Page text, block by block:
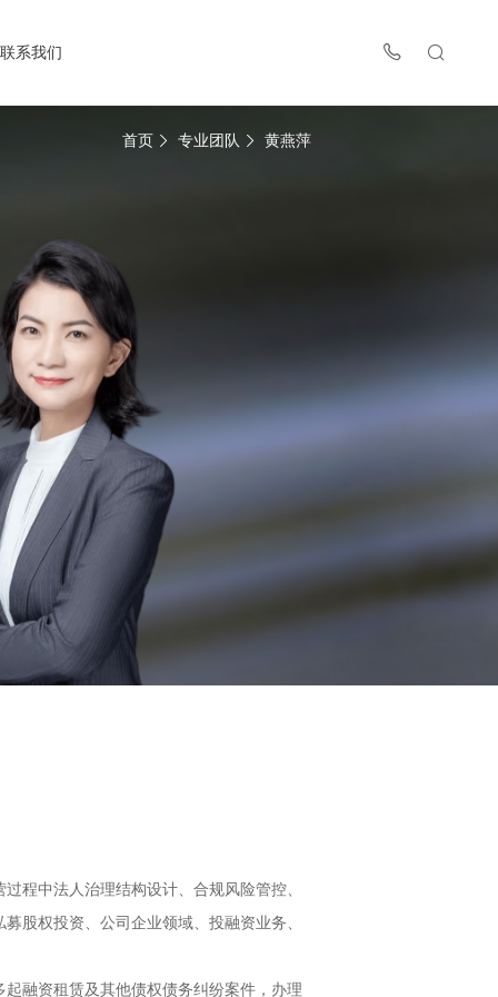
联系我们
首页  专业团队  黄燕萍
程中法人治理结构设计、合规风险管控、
股权投资、公司企业领域、投融资业务、
融资租赁及其他债权债务纠纷案件，办理